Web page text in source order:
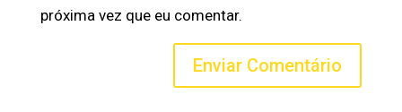
próxima vez que eu comentar.